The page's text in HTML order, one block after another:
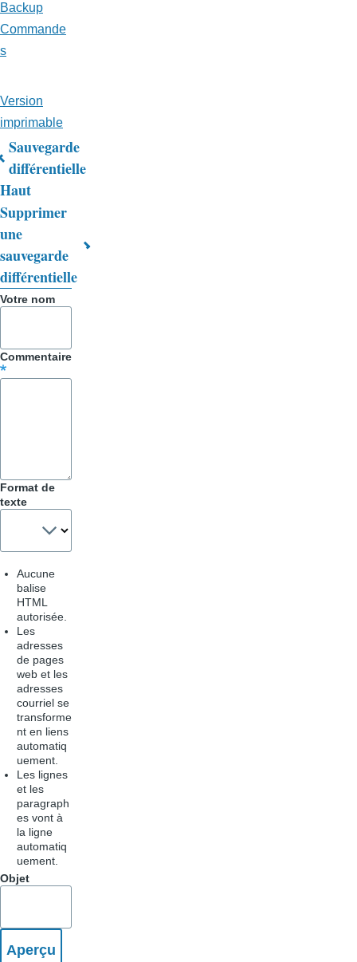
Backup
Commande
s
Version
imprimable
Liens
transversaux
de
livre
pour
Trucs
Astuces
Sauvegarde
différentielle
Haut
Supprimer
une
sauvegarde
différentielle
Votre nom
Commentaire
Format de
texte
Aucune
balise
HTML
autorisée.
Les
adresses
de pages
web et les
adresses
courriel se
transforme
nt en liens
automatiq
uement.
Les lignes
et les
paragraph
es vont à
la ligne
automatiq
uement.
Objet